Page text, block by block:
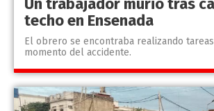
techo en Ensenada
El obrero se encontraba realizando
momento del accidente.